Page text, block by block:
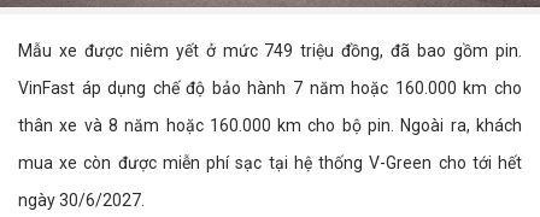
Mẫu xe được niêm yết ở mức 749 triệu đồng, đã bao gồm pin.
VinFast áp dụng chế độ bảo hành 7 năm hoặc 160.000 km cho
thân xe và 8 năm hoặc 160.000 km cho bộ pin. Ngoài ra, khách
mua xe còn được miễn phí sạc tại hệ thống V-Green cho tới hết
ngày 30/6/2027.